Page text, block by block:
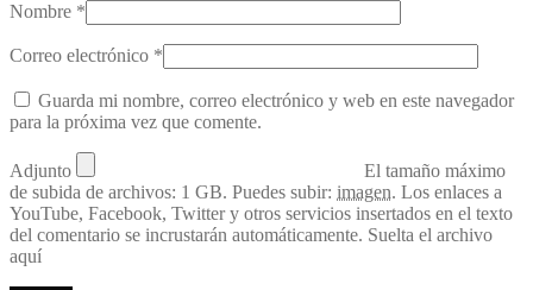
Nombre *
Correo electrónico *
Guarda mi nombre, correo electrónico y web en este navegador
para la próxima vez que comente.
Adjunto
El tamaño máximo
de subida de archivos: 1 GB. Puedes subir: imagen. Los enlaces a
YouTube, Facebook, Twitter y otros servicios insertados en el texto
del comentario se incrustarán automáticamente. Suelta el archivo
aquí